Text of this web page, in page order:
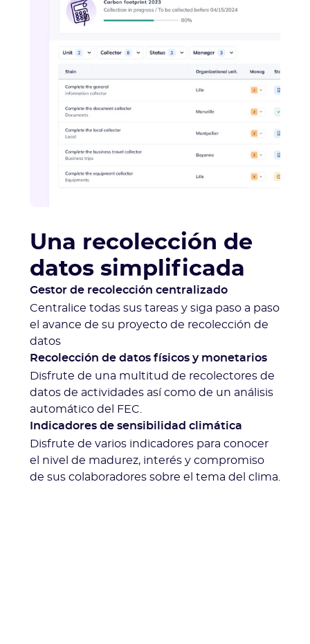
Una recolección de
datos simplificada
Gestor de recolección centralizado
Centralice todas sus tareas y siga paso a paso
el avance de su proyecto de recolección de
datos
Recolección de datos físicos y monetarios
Disfrute de una multitud de recolectores de
datos de actividades así como de un análisis
automático del FEC.
Indicadores de sensibilidad climática
Disfrute de varios indicadores para conocer
el nivel de madurez, interés y compromiso
de sus colaboradores sobre el tema del clima.